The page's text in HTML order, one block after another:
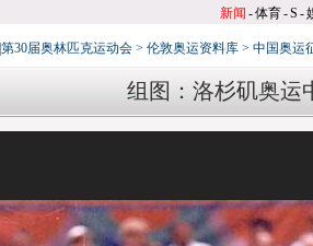
新闻 -体育-S -
30届奥林匹克运动会 > 伦敦奥运资料库 > 中国奥运
组图：洛杉矶奥运